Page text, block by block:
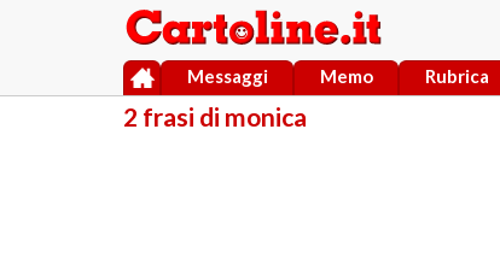
Messaggi Memo Rubrica
2 frasi di monica